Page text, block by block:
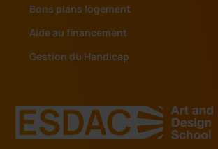
Bons plans logement
Aide au financement
Gestion du Handicap